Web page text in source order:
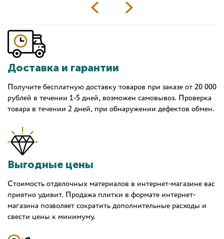
Доставка и гарантии
Получите бесплатную доставку товаров при заказе от 20 000
рублей в течении 1-5 дней, возможен самовывоз. Проверка
товара в течении 2 дней, при обнаружении дефектов обмен.
Выгодные цены
Стоимость отделочных материалов в интернет-магазине вас
приятно удивит. Продажа плитки в формате интернет-
магазина позволяет сократить дополнительные расходы и
свести цены к минимуму.